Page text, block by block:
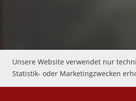
Unsere Website verwendet nur
Statistik- oder Marketingzwecken